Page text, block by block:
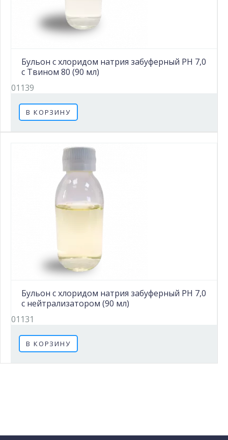
Бульон с хлоридом натрия забуферный PH 7,0
с Твином 80 (90 мл)
01139
В КОРЗИНУ
Бульон с хлоридом натрия забуферный PH 7,0
c нейтрализатором (90 мл)
01131
В КОРЗИНУ